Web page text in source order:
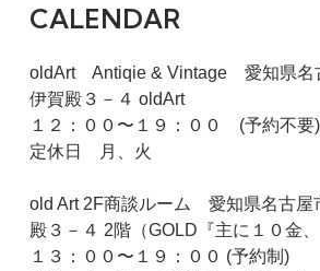
CALENDAR
oldArt Antiqie & Vintage 愛知県名
伊賀殿３－４ oldArt
１２：００〜１９：００ (予約不要)
定休日 月、火
old Art 2F商談ルーム 愛知県名古屋
殿３－４ 2階（GOLD『主に１０金
１３：００〜１９：００ (予約制)